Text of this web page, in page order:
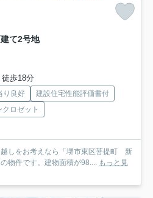
て2号地
歩18分
り良好
建設住宅性能評価書付
ロゼット
しをお考えなら「堺市東区菩提町 新
物件です。建物面積が98....
もっと見